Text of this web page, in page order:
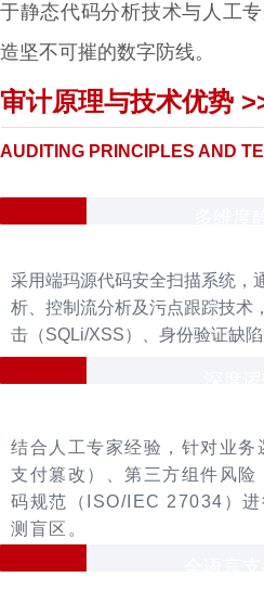
于静态代码分析技术与人工
造坚不可摧的数字防线。
审计原理与技术优势
AUDITING PRINCIPLES AND
采用端玛源代码安全扫描系统，
析、控制流分析及污点跟踪技术
击（SQLi/XSS）、身份验证缺
结合人工专家经验，针对业务
支付篡改）、第三方组件风
码规范（ISO/IEC 27034）进
测盲区。